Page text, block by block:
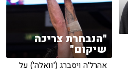
"הנבחרת צריכה
שיקום"
אהרל'ה ויסברג ('וואלה') על